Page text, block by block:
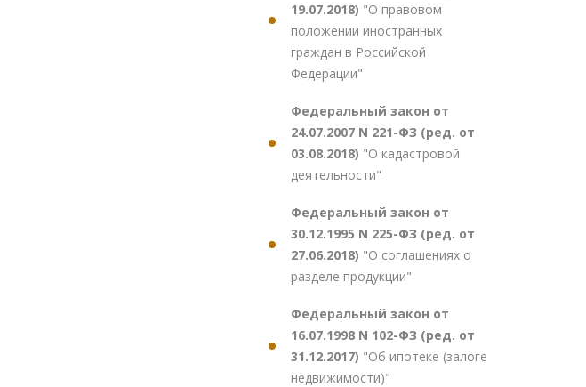
19.07.2018) "О правовом
положении иностранных
граждан в Российской
Федерации"
Федеральный закон от
24.07.2007 N 221-ФЗ (ред. от
03.08.2018) "О кадастровой
деятельности"
Федеральный закон от
30.12.1995 N 225-ФЗ (ред. от
27.06.2018) "О соглашениях о
разделе продукции"
Федеральный закон от
16.07.1998 N 102-ФЗ (ред. от
31.12.2017) "Об ипотеке (залоге
недвижимости)"